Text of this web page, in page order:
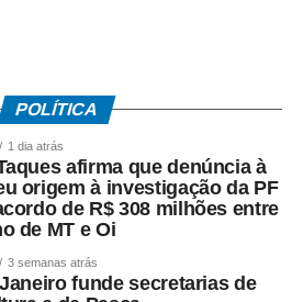
precisam ser informados
que o Código de Defesa do
os estabelecimentos a realizarem
a tamanho, cor ou
situações, a substituição do
adotada pela empresa, que
fora do estabelecimento
POLÍTICA
1 dia atrás
afirma que denúncia à
origem à investigação da PF
de R$ 308 milhões entre
de MT e Oi
3 semanas atrás
funde secretarias de